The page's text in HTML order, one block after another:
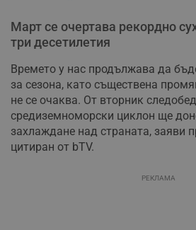
Март се очертава рекордно
три десетилетия
Времето у нас продължава да
за сезона, като съществена
не се очаква. От вторник
средиземноморски циклон ще
захлаждане над страната, заяви
цитиран от bTV.
РЕКЛАМА